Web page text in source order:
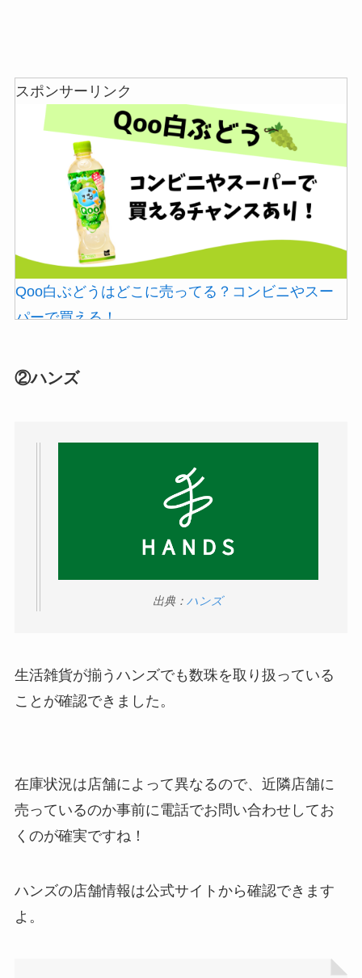
スポンサーリンク
Qoo白ぶどうはどこに売ってる？コンビニやスー
パーで買える！
ストレッチポールはどこで買える？取扱店は100均
食紅はどこで買える？ダイソーやセリアなどの100
②ハンズ
出典： ハンズ
生活雑貨が揃うハンズでも数珠を取り扱っている
ことが確認できました。
在庫状況は店舗によって異なるので、近隣店舗に
売っているのか事前に電話でお問い合わせしてお
くのが確実ですね！
ハンズの店舗情報は公式サイトから確認できます
よ。